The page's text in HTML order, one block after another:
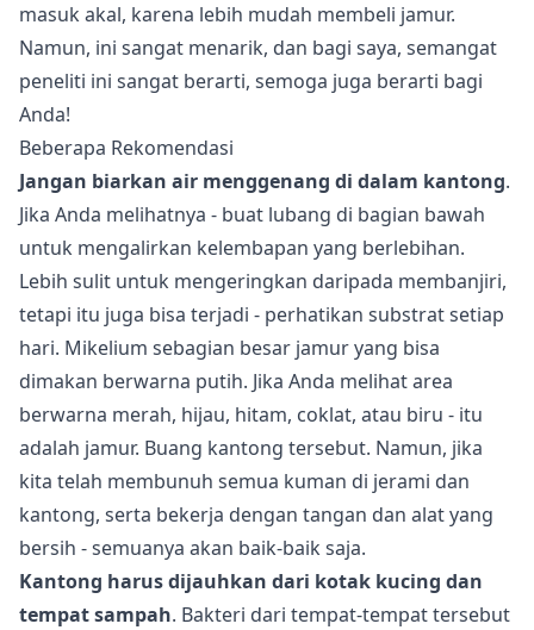
masuk akal, karena lebih mudah membeli jamur.
Namun, ini sangat menarik, dan bagi saya, semangat
peneliti ini sangat berarti, semoga juga berarti bagi
Anda!
Beberapa Rekomendasi
Jangan biarkan air menggenang di dalam kantong.
Jika Anda melihatnya - buat lubang di bagian bawah
untuk mengalirkan kelembapan yang berlebihan.
Lebih sulit untuk mengeringkan daripada membanjiri,
tetapi itu juga bisa terjadi - perhatikan substrat setiap
hari. Mikelium sebagian besar jamur yang bisa
dimakan berwarna putih. Jika Anda melihat area
berwarna merah, hijau, hitam, coklat, atau biru - itu
adalah jamur. Buang kantong tersebut. Namun, jika
kita telah membunuh semua kuman di jerami dan
kantong, serta bekerja dengan tangan dan alat yang
bersih - semuanya akan baik-baik saja.
Kantong harus dijauhkan dari kotak kucing dan
tempat sampah. Bakteri dari tempat-tempat tersebut